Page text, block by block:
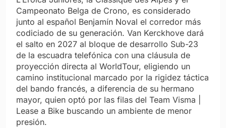
Campeonato Belga de Crono, es considerado
junto al español Benjamín Noval el corredor más
codiciado de su generación. Van Kerckhove dará
el salto en 2027 al bloque de desarrollo Sub-23
de la escuadra telefónica con una cláusula de
proyección directa al WorldTour, eligiendo un
camino institucional marcado por la rigidez táctica
del bando francés, a diferencia de su hermano
mayor, quien optó por las filas del Team Visma |
Lease a Bike buscando un ambiente de menor
presión.